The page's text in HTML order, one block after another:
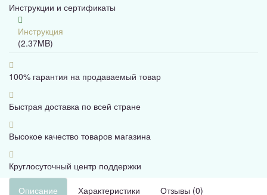
Инструкции и сертификаты
Инструкция
(2.37MB)
100% гарантия на продаваемый товар
Быстрая доставка по всей стране
Высокое качество товаров магазина
Круглосуточный центр поддержки
Описание Характеристики
Отзывы (0)